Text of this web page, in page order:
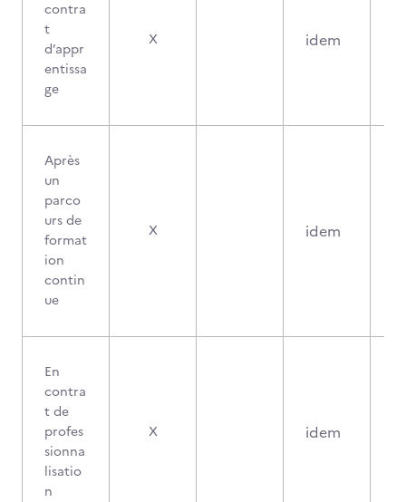
contra
t
d’appr
entissa
ge
X idem
Après
un
parco
urs de
format
ion
contin
ue
X idem
En
contra
t de
profes
sionna
lisatio
n
X idem